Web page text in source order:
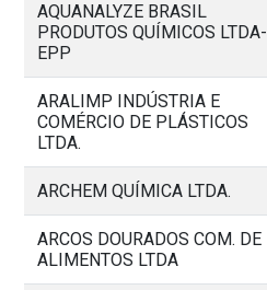
AQUANALYZE BRASIL
PRODUTOS QUÍMICOS LTDA-
EPP
ARALIMP INDÚSTRIA E
COMÉRCIO DE PLÁSTICOS
LTDA.
ARCHEM QUÍMICA LTDA.
ARCOS DOURADOS COM. DE
ALIMENTOS LTDA